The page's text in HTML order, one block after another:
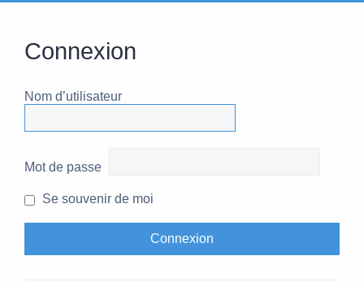
Connexion
Nom d’utilisateur
Mot de passe
Se souvenir de moi